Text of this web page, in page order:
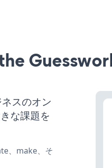
スのオン
な課題を
、make、そ